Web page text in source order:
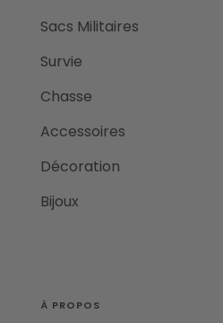
Sacs Militaires
Survie
Chasse
Accessoires
Décoration
Bijoux
À PROPOS